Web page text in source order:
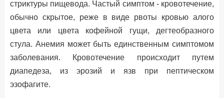
стриктуры пищевода. Частый симптом - кровотечение,
обычно скрытое, реже в виде рвоты кровью алого
цвета или цвета кофейной гущи, дегтеобразного
стула. Анемия может быть единственным симптомом
заболевания. Кровотечение происходит путем
диапедеза, из эрозий и язв при пептическом
эзофагите.